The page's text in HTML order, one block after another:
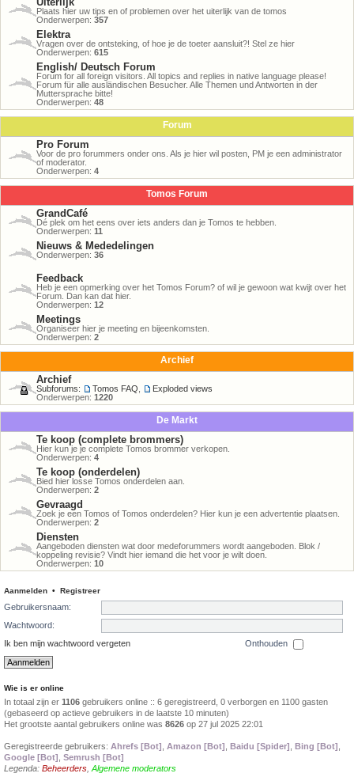
Plaats hier uw tips en of problemen over het uiterlijk van de tomos
Onderwerpen: 357
Elektra
Vragen over de ontsteking, of hoe je de toeter aansluit?! Stel ze hier
Onderwerpen: 615
English/ Deutsch Forum
Forum for all foreign visitors. All topics and replies in native language please!
Forum für alle ausländischen Besucher. Alle Themen und Antworten in der
Muttersprache bitte!
Onderwerpen: 48
Forum
Pro Forum
Voor de pro forummers onder ons. Als je hier wil posten, PM je een administrator
of moderator.
Onderwerpen: 4
Tomos Forum
GrandCafé
Dé plek om het eens over iets anders dan je Tomos te hebben.
Onderwerpen: 11
Nieuws & Mededelingen
Onderwerpen: 36
Feedback
Heb je een opmerking over het Tomos Forum? of wil je gewoon wat kwijt over het
Forum. Dan kan dat hier.
Onderwerpen: 12
Meetings
Organiseer hier je meeting en bijeenkomsten.
Onderwerpen: 2
Archief
Archief
Subforums: Tomos FAQ
Exploded views
Onderwerpen: 1220
De Markt
Te koop (complete brommers)
Hier kun je je complete Tomos brommer verkopen.
Onderwerpen: 4
Te koop (onderdelen)
Bied hier losse Tomos onderdelen aan.
Onderwerpen: 2
Gevraagd
Zoek je een Tomos of Tomos onderdelen? Hier kun je een advertentie plaatsen.
Onderwerpen: 2
Diensten
Aangeboden diensten wat door medeforummers wordt aangeboden. Blok /
koppeling revisie? Vindt hier iemand die het voor je wilt doen.
Onderwerpen: 10
Aanmelden • Registreer
Gebruikersnaam:
Wachtwoord:
Ik ben mijn wachtwoord vergeten
Onthouden
Wie is er online
In totaal zijn er 1106 gebruikers online :: 6 geregistreerd, 0 verborgen en 1100 gasten
(gebaseerd op actieve gebruikers in de laatste 10 minuten)
Het grootste aantal gebruikers online was 8626 op 27 jul 2025 22:01
Geregistreerde gebruikers: Ahrefs [Bot] Amazon [Bot] Baidu [Spider] Bing [Bot]
Google [Bot] Semrush [Bot]
Legenda: Beheerders Algemene moderators